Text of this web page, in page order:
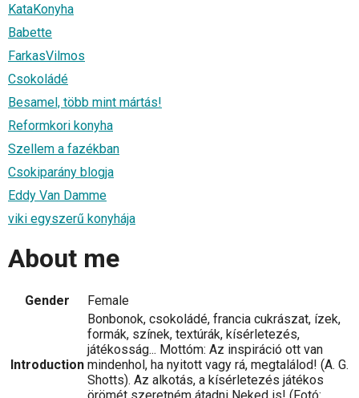
KataKonyha
Babette
FarkasVilmos
Csokoládé
Besamel, több mint mártás!
Reformkori konyha
Szellem a fazékban
Csokiparány blogja
Eddy Van Damme
viki egyszerű konyhája
About me
Gender Female
Introduction
Bonbonok, csokoládé, francia cukrászat, ízek,
formák, színek, textúrák, kísérletezés,
játékosság... Mottóm: Az inspiráció ott van
mindenhol, ha nyitott vagy rá, megtalálod! (A. G.
Shotts). Az alkotás, a kísérletezés játékos